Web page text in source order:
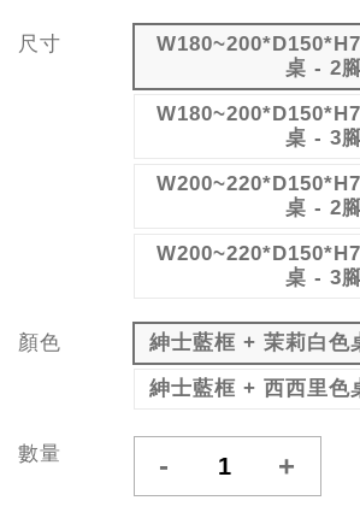
尺寸
桌 - 2
桌 - 3
桌 - 2
桌 - 3
顏色
紳士藍框 + 茉莉白色
紳士藍框 + 西西里色
數量 - +